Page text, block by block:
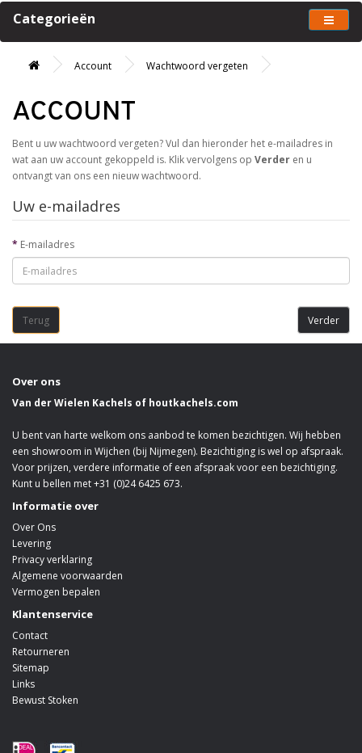
Categorieën
Account Wachtwoord vergeten
ACCOUNT
Bent u uw wachtwoord vergeten? Vul dan hieronder het e-mailadres in
wat aan uw account gekoppeld is. Klik vervolgens op Verder en u
ontvangt van ons een nieuw wachtwoord.
Uw e-mailadres
E-mailadres
Terug
Over ons
Van der Wielen Kachels of houtkachels.com
U bent van harte welkom ons aanbod te komen bezichtigen. Wij hebben
een showroom in Wijchen (bij Nijmegen). Bezichtiging is wel op afspraak.
Voor prijzen, verdere informatie of een afspraak voor een bezichtiging.
Kunt u bellen met +31 (0)24 6425 673.
Informatie over
Over Ons
Levering
Privacy verklaring
Algemene voorwaarden
Vermogen bepalen
Klantenservice
Contact
Retourneren
Sitemap
Links
Bewust Stoken